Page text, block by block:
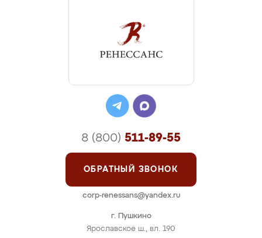
г. Пушкино
Ярославское ш., вл. 190
8 (800) 511-89-55
ОБРАТНЫЙ ЗВОНОК
corp-renessans@yandex.ru